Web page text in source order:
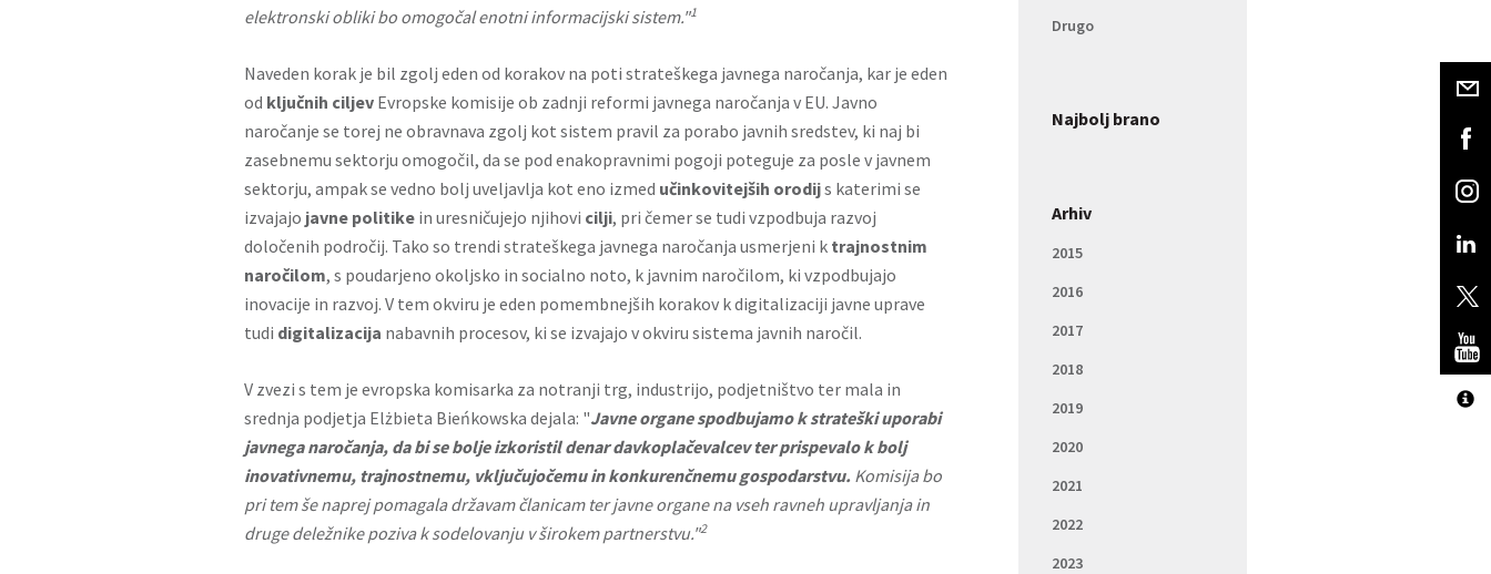
elektronski obliki bo omogočal enotni informacijski sistem."1
Naveden korak je bil zgolj eden od korakov na poti strateškega javnega naročanja, kar je eden
od ključnih ciljev Evropske komisije ob zadnji reformi javnega naročanja v EU. Javno
naročanje se torej ne obravnava zgolj kot sistem pravil za porabo javnih sredstev, ki naj bi
zasebnemu sektorju omogočil, da se pod enakopravnimi pogoji poteguje za posle v javnem
sektorju, ampak se vedno bolj uveljavlja kot eno izmed učinkovitejših orodijs katerimi se
izvajajo javne politike in uresničujejo njihovi cilji, pri čemer se tudi vzpodbuja razvoj
določenih področij. Tako so trendi strateškega javnega naročanja usmerjeni k trajnostnim
naročilom, s poudarjeno okoljsko in socialno noto, k javnim naročilom, ki vzpodbujajo
inovacije in razvoj. V tem okviru je eden pomembnejših korakov k digitalizaciji javne uprave
tudi digitalizacija nabavnih procesov, ki se izvajajo v okviru sistema javnih naročil.
V zvezi s tem je evropska komisarka za notranji trg, industrijo, podjetništvo ter mala in
srednja podjetja Elżbieta Bieńkowska dejala: "Javne organe spodbujamo k strateški uporabi
javnega naročanja, da bi se bolje izkoristil denar davkoplačevalcev ter prispevalo k bolj
inovativnemu, trajnostnemu, vključujočemu in konkurenčnemu gospodarstvu. Komisija bo
pri tem še naprej pomagala državam članicam ter javne organe na vseh ravneh upravljanja in
druge deležnike poziva k sodelovanju v širokem partnerstvu."2
Drugo
Najbolj brano
Arhiv
2015
2016
2017
2018
2019
2020
2021
2022
2023